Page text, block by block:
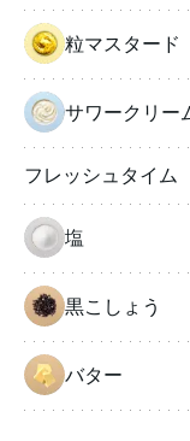
粒マスタード
サワークリー
フレッシュタイム
塩
黒こしょう
バター